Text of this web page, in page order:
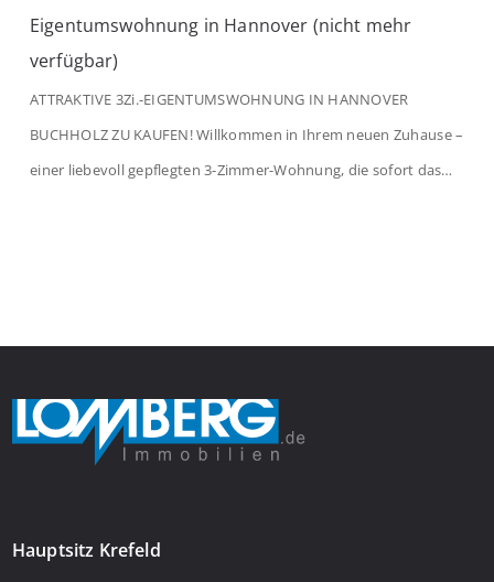
Eigentumswohnung in Hannover (nicht mehr
verfügbar)
ATTRAKTIVE 3Zi.-EIGENTUMSWOHNUNG IN HANNOVER
BUCHHOLZ ZU KAUFEN! Willkommen in Ihrem neuen Zuhause –
einer liebevoll gepflegten 3-Zimmer-Wohnung, die sofort das
Hauptsitz Krefeld